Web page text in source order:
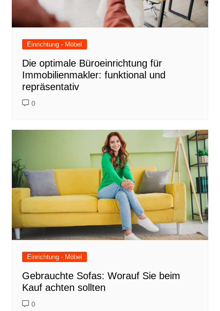
Einrichtung - Möbel
Die optimale Büroeinrichtung für
Immobilienmakler: funktional und
repräsentativ
0
Einrichtung - Möbel
Gebrauchte Sofas: Worauf Sie beim
Kauf achten sollten
0